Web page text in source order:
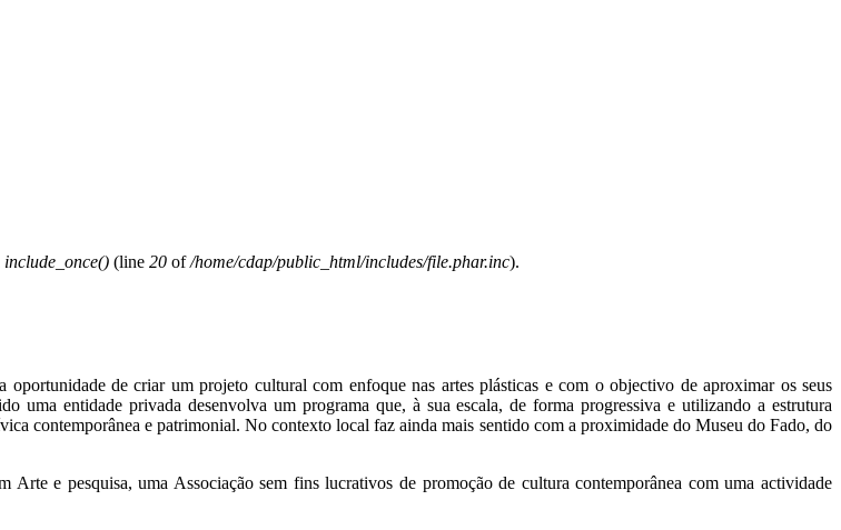
include_once() (line 20 of/home/cdap/public_html/includes/file.phar.inc).
de criar um projeto cultural com enfoque nas artes plásticas e com o objectivo de aproximar os seus
uma entidade privada desenvolva um programa que, à sua escala, de forma progressiva e utilizando a estrutura
contemporânea e patrimonial. No contexto local faz ainda mais sentido com a proximidade do Museu do Fado, do
e pesquisa, uma Associação sem fins lucrativos de promoção de cultura contemporânea com uma actividade